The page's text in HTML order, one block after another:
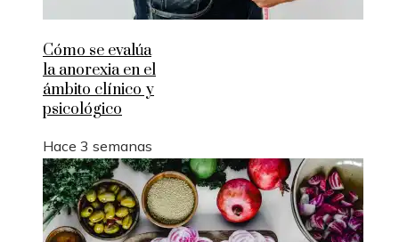
Cómo se evalúa
la anorexia en el
ámbito clínico y
psicológico
Hace 3 semanas